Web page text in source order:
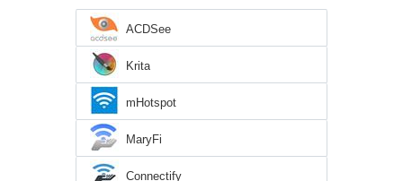
ACDSee
Krita
mHotspot
MaryFi
Connectify